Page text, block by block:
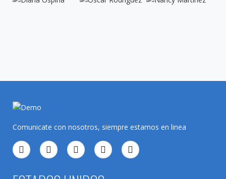
Comunicate con nosotros, siempre estamos en linea